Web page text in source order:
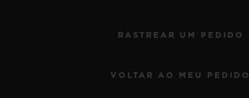
RASTREAR UM PEDIDO
VOLTAR AO MEU PEDIDO